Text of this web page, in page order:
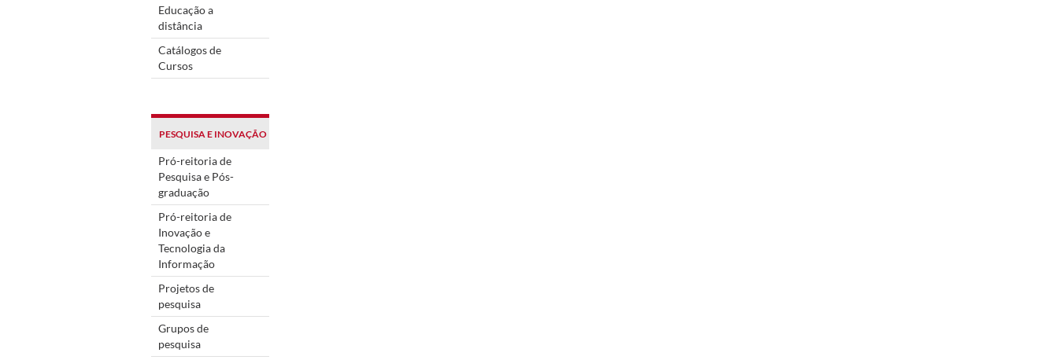
Educação a
distância
Catálogos de
Cursos
PESQUISA E INOVAÇÃO
Pró-reitoria de
Pesquisa e Pós-
graduação
Pró-reitoria de
Inovação e
Tecnologia da
Informação
Projetos de
pesquisa
Grupos de
pesquisa